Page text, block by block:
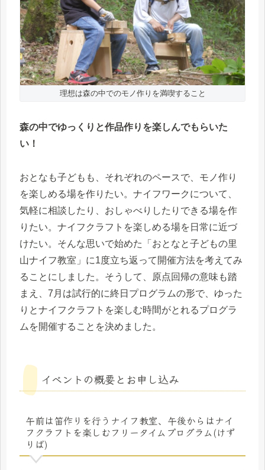
理想は森の中でのモノ作りを満喫すること
森の中でゆっくりと作品作りを楽しんでもらいた
い！
おとなも子どもも、それぞれのペースで、モノ作り
を楽しめる場を作りたい。ナイフワークについて、
気軽に相談したり、おしゃべりしたりできる場を作
りたい。ナイフクラフトを楽しめる場を日常に近づ
けたい。そんな思いで始めた「おとなと子どもの里
山ナイフ教室」に1度立ち返って開催方法を考えてみ
ることにしました。そうして、原点回帰の意味も踏
まえ、7月は試行的に終日プログラムの形で、ゆった
りとナイフクラフトを楽しむ時間がとれるプログラ
ムを開催することを決めました。
イベントの概要とお申し込み
午前は笛作りを行うナイフ教室、午後からはナイ
フクラフトを楽しむフリータイムプログラム(けず
りば)